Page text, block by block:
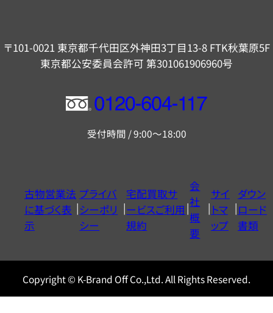
〒101-0021 東京都千代田区外神田3丁目13-8 FTK秋葉原5F
東京都公安委員会許可 第301061906960号
フ
ー
ヤ
ル
0120604117
受付時間 / 9:00～18:00
古物営業法
に基づく表
示
プライバ
シーポリ
シー
宅配買取サ
ービスご利用
規約
会
社
概
要
サイ
トマ
ップ
ダウン
ロード
書類
Copyright © K-Brand Off Co.,Ltd. All Rights Reserved.